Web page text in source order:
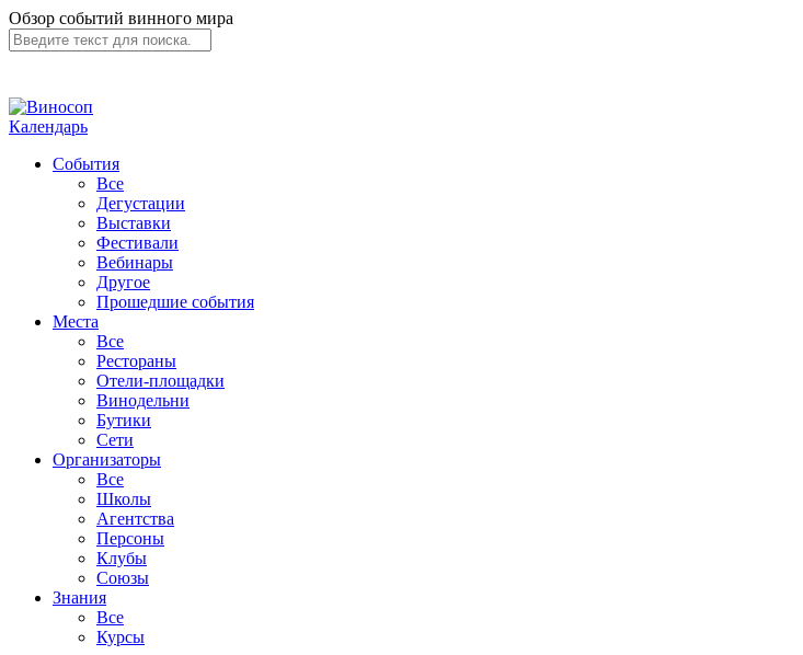
Обзор событий винного мира
Календарь
События
Все
Дегустации
Выставки
Фестивали
Вебинары
Другое
Прошедшие события
Места
Все
Рестораны
Отели-площадки
Винодельни
Бутики
Сети
Организаторы
Все
Школы
Агентства
Персоны
Клубы
Союзы
Знания
Все
Курсы